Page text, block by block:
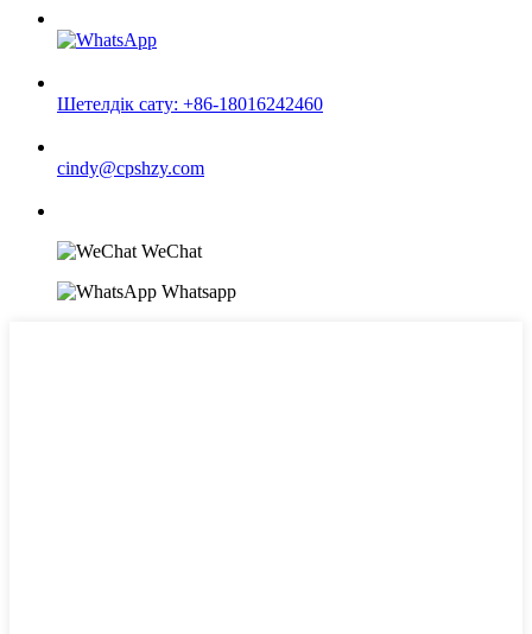
Шетелдік сату: +86-18016242460
cindy@cpshzy.com
WeChat
Whatsapp